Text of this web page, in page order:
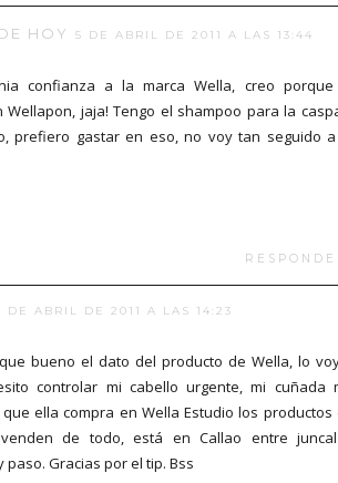
HOY 5 DE ABRIL DE 2011 A LAS 13:44
confianza a la marca Wella, creo
Wellapon, jaja! Tengo el shampoo para la
prefiero gastar en eso, no voy tan seguido
DE ABRIL DE 2011 A LAS 14:23
bueno el dato del producto de Wella, lo
controlar mi cabello urgente, mi cuñada
ella compra en Wella Estudio los productos
venden de todo, está en Callao entre
paso. Gracias por el tip. Bss